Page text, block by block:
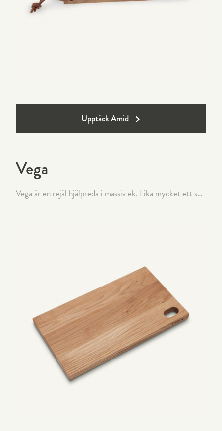
Upptäck Amid
Vega
Vega är en rejäl hjälpreda i massiv ek. Lika mycket ett smycke för köksbänken. Leveranstid: 2-5 arbetsdagar.